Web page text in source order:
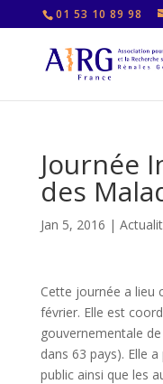
01 53 10 89 98
Journée
des
Jan 5, 2016 |
Cette journée a lieu
février. Elle est
gouvernementale
dans 63 pays). Elle
public ainsi que les